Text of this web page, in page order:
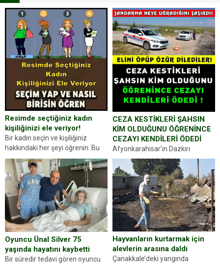
Resimde seçtiğiniz kadın
kişiliğinizi ele veriyor!
Bir kadın seçin ve kişiliğiniz
hakkındaki her şeyi öğrenin. Bu
kez karşınıza oldukça farklı bir
kişilik testiyle çıkıyoruz. Resimde
gördüğünüz kadın figürlerinden
dikkatinizi en...
CEZA KESTİKLERİ ŞAHSIN
KİM OLDUĞUNU ÖĞRENİNCE
CEZAYI KENDİLERİ ÖDEDİ
Afyonkarahisar’ın Dazkırı
ilçesinde trafik uygulaması
yapan jandarma ekipleri
durdurdukları bir otomobilin
sürücüsünden ehliyet ve ruhsat
sorup belgelerini istedi. Sürücü
Abdurrahman Ö.nün verdiği
evraklarda eksik olduğunu...
Oyuncu Ünal Silver 75
yaşında hayatını kaybetti
Bir süredir tedavi gören oyuncu
Hayvanların kurtarmak için
alevlerin arasına daldı
Çanakkale’deki yangında